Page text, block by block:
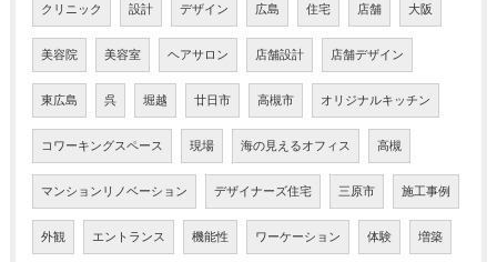
クリニック 設計 デザイン 広島 住宅 店舗 大阪
美容院 美容室 ヘアサロン 店舗設計 店舗デザイン
東広島 呉 堀越 廿日市 高槻市 オリジナルキッチン
コワーキングスペース 現場 海の見えるオフィス 高槻
マンションリノベーション デザイナーズ住宅 三原市 施工事例
外観 エントランス 機能性 ワーケーション 体験 増築